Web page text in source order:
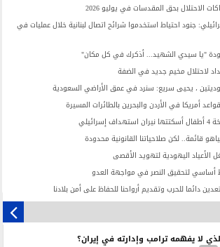
الاحتلال بحق المقدسات في يوليو 2026
جنود احتياط استخدموا شرائح اتصال لبنانية خلال عمليات في
"يا سيدي الشهيد... أذكرك في كل مكان"
لاحتلال مخيم جديد في الضفة
، يحيى سريع: سنرد في عمق الأراضي السعودية
أمريكا في الأردن والبحرين بالطائرات المسيرة
قائمة.. لكن صلاحياتنا القانونية محدودة
الأعياد اليهودية لتهويد الأقصى
أساسي لتحقيق النصر في مواجهة العدو
دائما للحرب وتقديم أرواحنا للحفاظ على أمن بلادنا
لا يفهمه ترامب وإدارته في إيران؟